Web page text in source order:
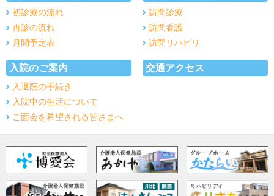
初診療の流れ
再診の流れ
月間予定表
訪問診療
訪問看護
訪問リハビリ
入院のご案内
入退院の手続き
入院中の生活について
ご面会を希望される皆さまへ
交通アクセス